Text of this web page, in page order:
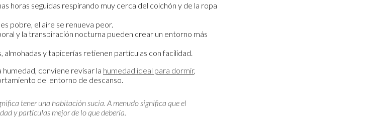
horas seguidas respirando muy cerca del colchón y de la ropa
pobre, el aire se renueva peor.
y la transpiración nocturna pueden crear un entorno más
almohadas y tapicerías retienen partículas con facilidad.
conviene revisar la humedad ideal para dormir,
del entorno de descanso.
tener una habitación sucia. A menudo significa que el
y partículas mejor de lo que debería.